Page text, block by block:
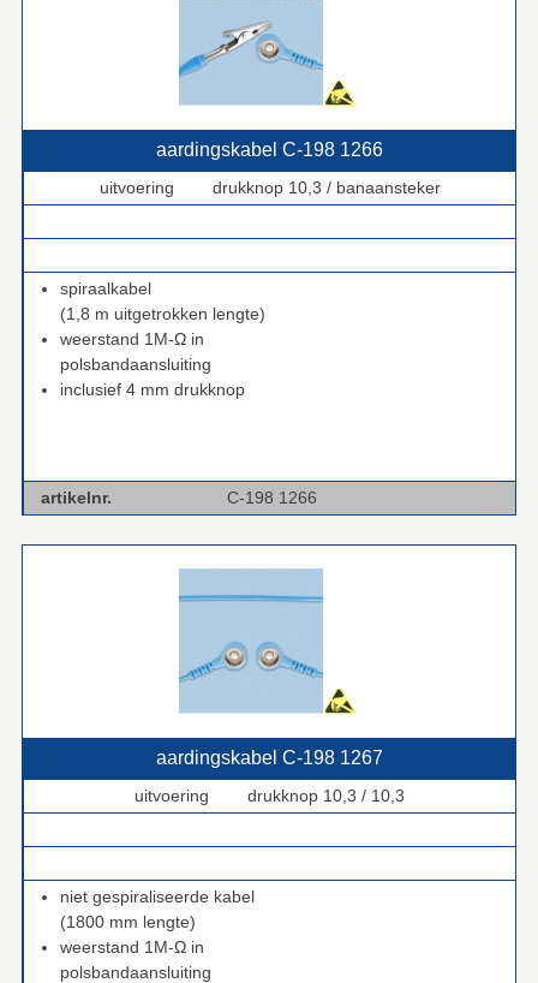
aardingskabel C‑198 1266
uitvoering drukknop 10,3 / banaansteker
spiraalkabel
(1,8 m uitgetrokken lengte)
weerstand 1M-Ω in
polsbandaansluiting
inclusief 4 mm drukknop
artikelnr. C-198 1266
aardingskabel C‑198 1267
uitvoering drukknop 10,3 / 10,3
niet gespiraliseerde kabel
(1800 mm lengte)
weerstand 1M-Ω in
polsbandaansluiting